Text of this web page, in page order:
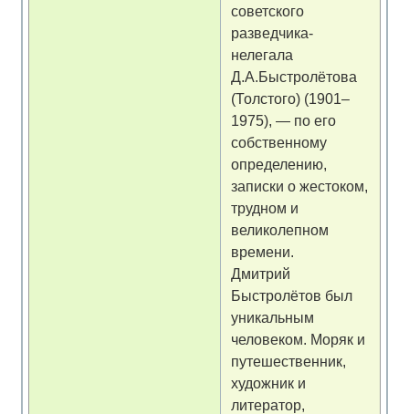
советского
разведчика-
нелегала
Д.А.Быстролётова
(Толстого) (1901–
1975), — по его
собственному
определению,
записки о жестоком,
трудном и
великолепном
времени.
Дмитрий
Быстролётов был
уникальным
человеком. Моряк и
путешественник,
художник и
литератор,